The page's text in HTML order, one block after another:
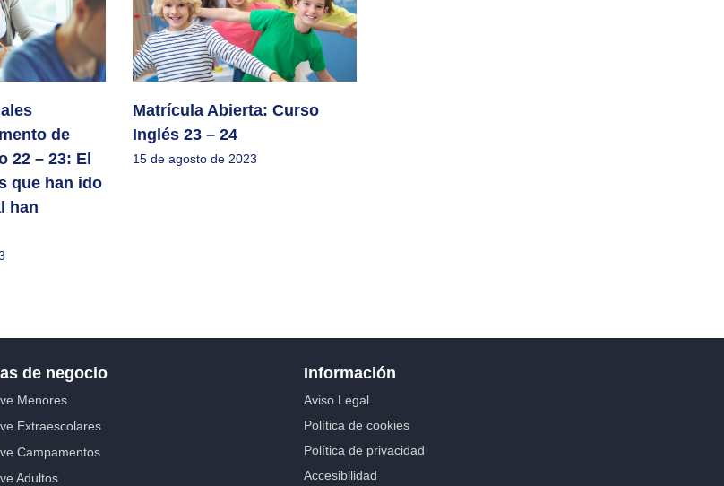
de
22 – 23: El
que han ido
han
Matrícula Abierta: Curso
Inglés 23 – 24
15 de agosto de 2023
de negocio
Menores
Extraescolares
Campamentos
Adultos
Información
Aviso Legal
Política de cookies
Política de privacidad
Accesibilidad